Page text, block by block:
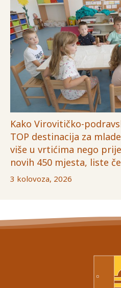
Kako Virovitičko-
TOP destinacija za
više u vrtićima nego
novih 450 mjesta, liste
3 kolovoza, 2026